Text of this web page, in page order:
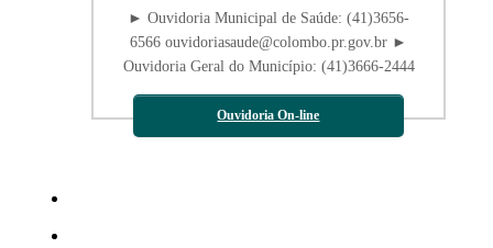
► Ouvidoria Municipal de Saúde: (41)3656-
6566 ouvidoriasaude@colombo.pr.gov.br ►
Ouvidoria Geral do Município: (41)3666-2444
Ouvidoria On-line